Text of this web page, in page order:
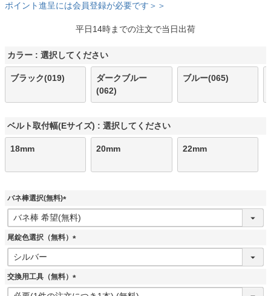
ポイント進呈には会員登録が必要です＞＞
平日14時までの注文で当日出荷
カラー 選択してください
ブラック(019)
ダークブルー
(062)
ブルー(065)
ベルト取付幅(Eサイズ) 選択してください
18mm 20mm 22mm
バネ棒選択(無料)
(
必
須
尾錠色選択（無料）
(
交換用工具（無料）
(